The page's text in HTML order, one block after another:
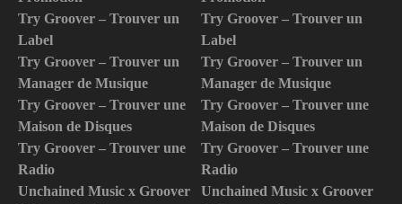
Try Groover – Trouver un
Label
Try Groover – Trouver un
Manager de Musique
Try Groover – Trouver une
Maison de Disques
Try Groover – Trouver une
Radio
Unchained Music x Groover
Try Groover – Trouver un
Label
Try Groover – Trouver un
Manager de Musique
Try Groover – Trouver une
Maison de Disques
Try Groover – Trouver une
Radio
Unchained Music x Groover